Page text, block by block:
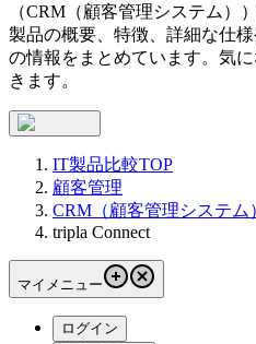
（CRM（顧客管理システム）
製品の概要、特徴、詳細な仕
の情報をまとめています。気
きます。
IT製品比較TOP
顧客管理
CRM（顧客管理システム
tripla Connect
マイメニュー
ログイン